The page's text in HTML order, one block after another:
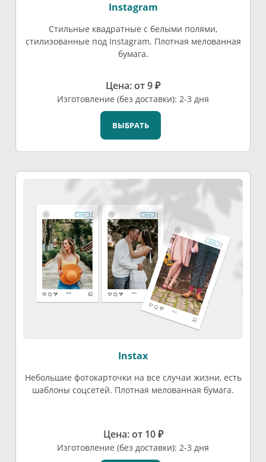
Instagram
Стильные квадратные с белыми полями,
стилизованные под Instagram. Плотная мелованная
бумага.
Цена: от 9 ₽
Изготовление (без доставки): 2-3 дня
ВЫБРАТЬ
Instax
Небольшие фотокарточки на все случаи жизни, есть
шаблоны соцсетей. Плотная мелованная бумага.
Цена: от 10 ₽
Изготовление (без доставки): 2-3 дня